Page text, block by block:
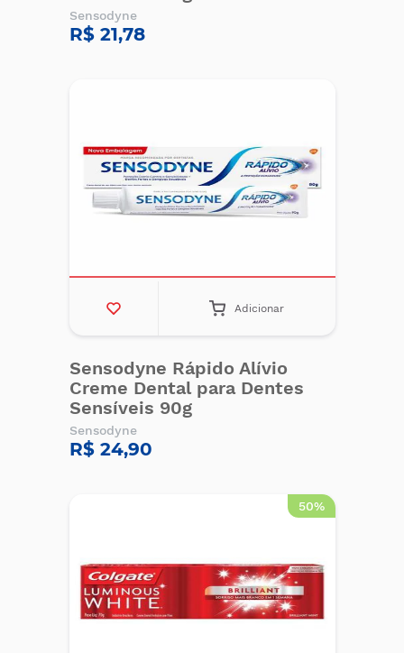
Sensodyne
R$ 21,78
Adicionar
Sensodyne Rápido Alívio
Creme Dental para Dentes
Sensíveis 90g
Sensodyne
R$ 24,90
50%